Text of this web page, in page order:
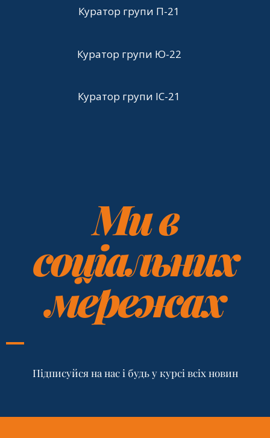
Куратор групи П-21
Куратор групи Ю-22
Куратор групи ІС-21
Ми в
соціальних
мережах
Підписуйся на нас і будь у курсі всіх новин